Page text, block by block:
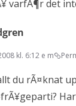
varfÃ¶r det
kl. 6:12 e m
du rÃ¤knat